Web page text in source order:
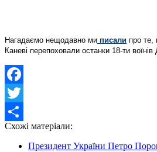
Нагадаємо нещодавно ми писали про те,
Каневі перепоховали останки 18-ти воїнів
Facebook
Twitter
Share
Схожі матеріали:
Президент України Петро